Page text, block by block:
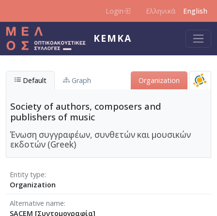
Login Ελληνικά English
KEMKA
Default Graph Organization
Society of authors, composers and
publishers of music
Ένωση συγγραφέων, συνθετών και μουσικών
εκδοτών (Greek)
Entity type
Organization
Alternative name
SACEM [Συντομογραφία]